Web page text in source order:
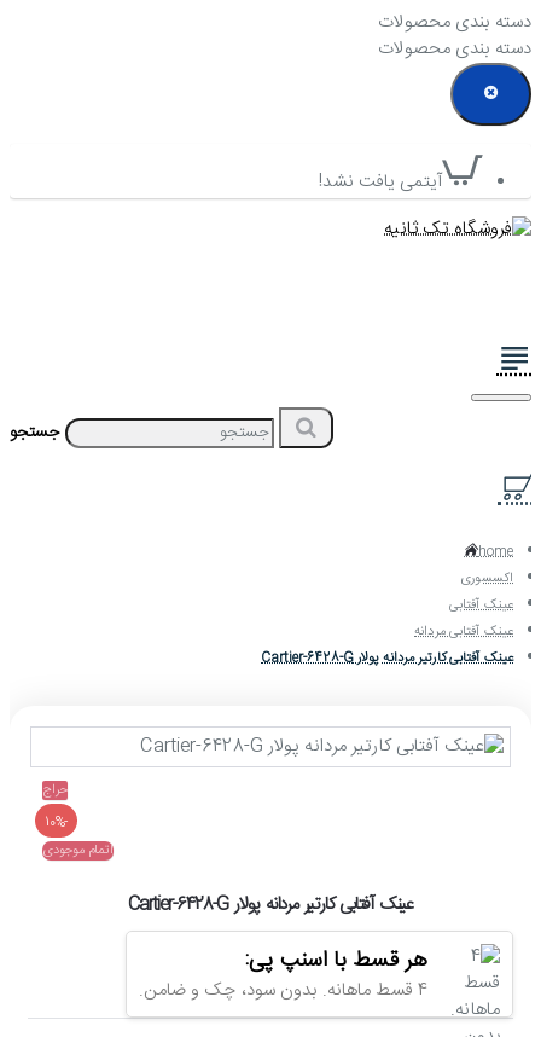
دسته بندی محصولات
دسته بندی محصولات
آیتمی یافت نشد!
جستجو
home
اکسسوری
عینک آفتابی
عینک آفتابی مردانه
عینک آفتابی کارتیر مردانه پولار Cartier-6428-G
حراج
-10%
اتمام موجودی
عینک آفتابی کارتیر مردانه پولار Cartier-6428-G
هر قسط با اسنپ پی:
4 قسط ماهانه. بدون سود، چک و ضامن.